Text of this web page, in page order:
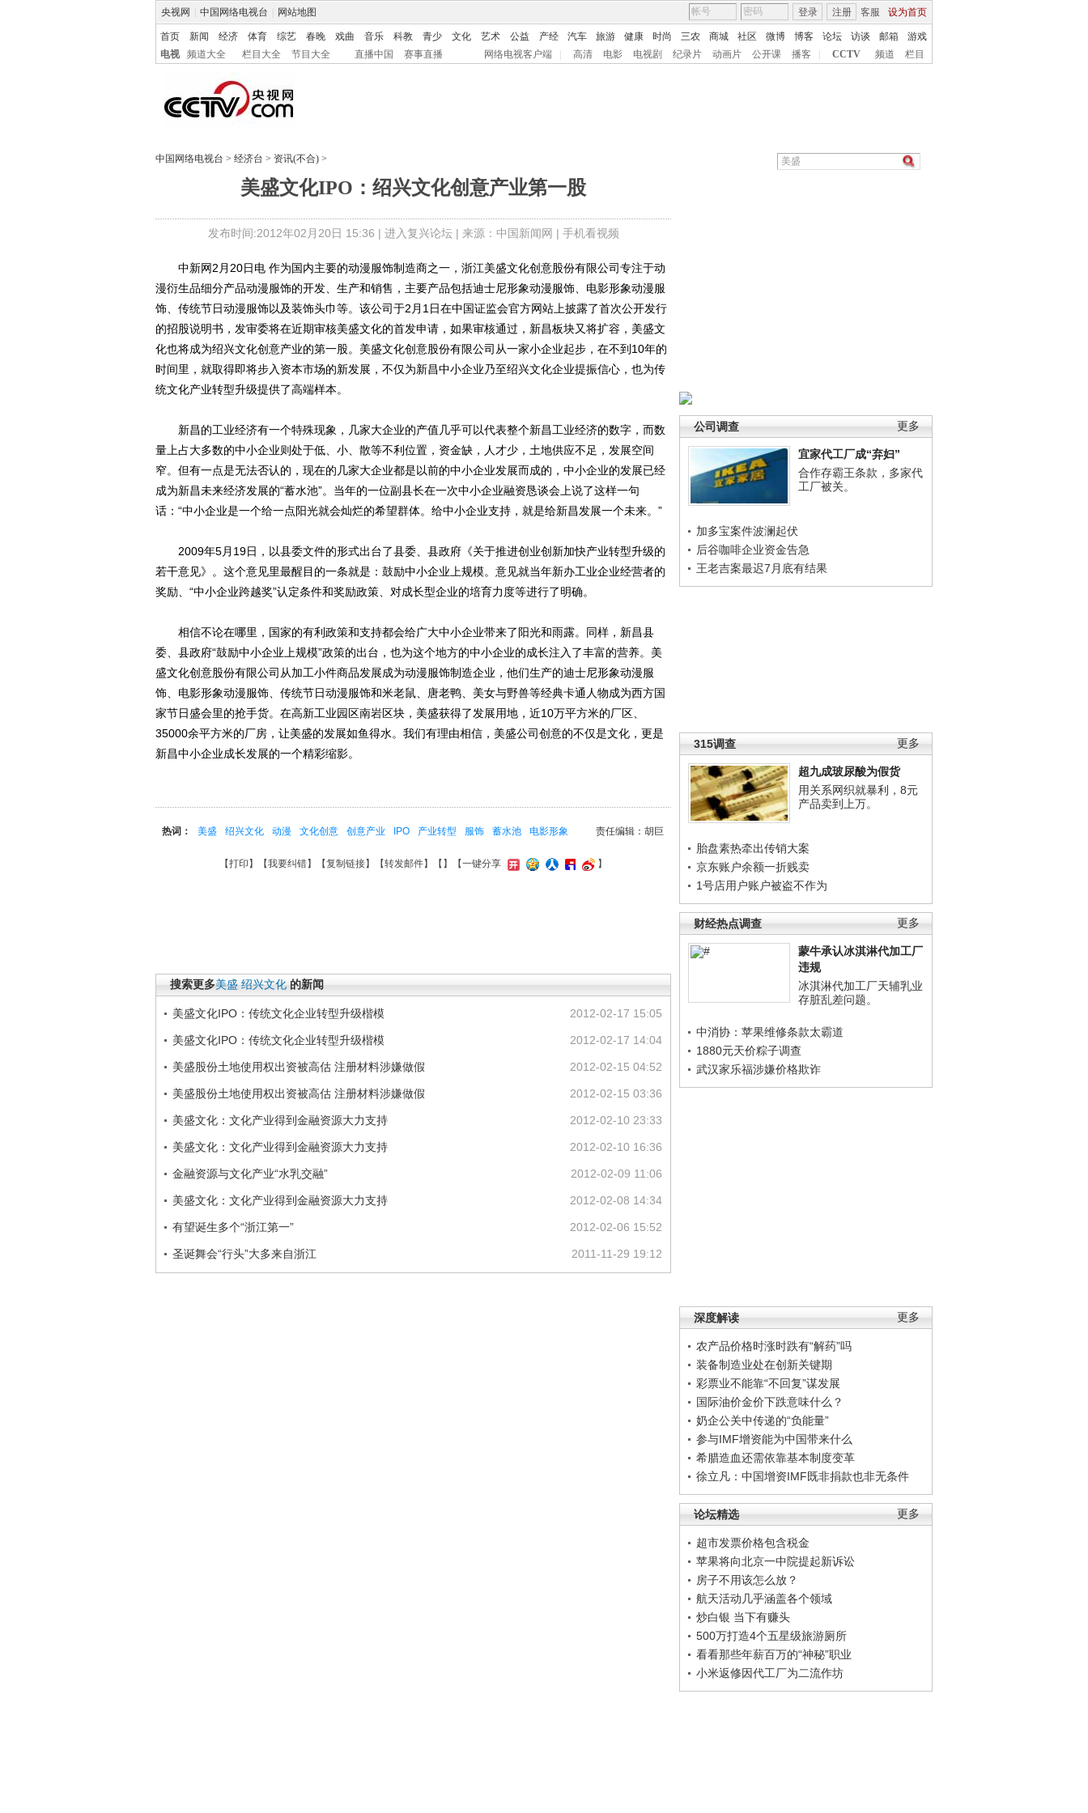
央视网 中国网络电视台 网站地图 客服 设为首页
登录 注册
首页 新闻 经济 体育 综艺 春晚 戏曲 音乐 科教 青少 文化 艺术 公益 产经 汽车 旅游 健康 时尚 三农 商城 社区 微博 博客 论坛 访谈 邮箱
游戏
电视
频道大全 栏目大全 节目大全 直播中国 赛事直播 网络电视客户端 高清 电影 电视剧 纪录片 动画片 公开课 播客 CCTV 频道 栏目
中国网络电视台 > 经济台 > 资讯(不合) >
美盛文化IPO：绍兴文化创意产业第一股
发布时间:2012年02月20日 15:36 | 进入复兴论坛| 来源：中国新闻网 | 手机看视频
更多
公司调查
宜家代工厂成“弃妇”
合作存霸王条款，多家代
工厂被关。
加多宝案件波澜起伏
后谷咖啡企业资金告急
王老吉案最迟7月底有结果
更多
315调查
超九成玻尿酸为假货
用关系网织就暴利，8元
产品卖到上万。
胎盘素热牵出传销大案
京东账户余额一折贱卖
1号店用户账户被盗不作为
更多
财经热点调查
蒙牛承认冰淇淋代加工厂
违规
冰淇淋代加工厂天辅乳业
存脏乱差问题。
中消协：苹果维修条款太霸道
1880元天价粽子调查
武汉家乐福涉嫌价格欺诈
更多
深度解读
农产品价格时涨时跌有“解药”吗
装备制造业处在创新关键期
彩票业不能靠“不回复”谋发展
国际油价金价下跌意味什么？
奶企公关中传递的“负能量”
参与IMF增资能为中国带来什么
希腊造血还需依靠基本制度变革
徐立凡：中国增资IMF既非捐款也非无条件
更多
论坛精选
超市发票价格包含税金
苹果将向北京一中院提起新诉讼
房子不用该怎么放？
航天活动几乎涵盖各个领域
炒白银 当下有赚头
500万打造4个五星级旅游厕所
看看那些年薪百万的“神秘”职业
小米返修因代工厂为二流作坊
中新网2月20日电 作为国内主要的动漫服饰制造商之一，浙江美盛文化创意股份有限公司专注于动
漫衍生品细分产品动漫服饰的开发、生产和销售，主要产品包括迪士尼形象动漫服饰、电影形象动漫服
饰、传统节日动漫服饰以及装饰头巾等。该公司于2月1日在中国证监会官方网站上披露了首次公开发行
的招股说明书，发审委将在近期审核美盛文化的首发申请，如果审核通过，新昌板块又将扩容，美盛文
化也将成为绍兴文化创意产业的第一股。美盛文化创意股份有限公司从一家小企业起步，在不到10年的
时间里，就取得即将步入资本市场的新发展，不仅为新昌中小企业乃至绍兴文化企业提振信心，也为传
统文化产业转型升级提供了高端样本。
新昌的工业经济有一个特殊现象，几家大企业的产值几乎可以代表整个新昌工业经济的数字，而数
量上占大多数的中小企业则处于低、小、散等不利位置，资金缺，人才少，土地供应不足，发展空间
窄。但有一点是无法否认的，现在的几家大企业都是以前的中小企业发展而成的，中小企业的发展已经
成为新昌未来经济发展的“蓄水池”。当年的一位副县长在一次中小企业融资恳谈会上说了这样一句
话：“中小企业是一个给一点阳光就会灿烂的希望群体。给中小企业支持，就是给新昌发展一个未来。”
2009年5月19日，以县委文件的形式出台了县委、县政府《关于推进创业创新加快产业转型升级的
若干意见》。这个意见里最醒目的一条就是：鼓励中小企业上规模。意见就当年新办工业企业经营者的
奖励、“中小企业跨越奖”认定条件和奖励政策、对成长型企业的培育力度等进行了明确。
相信不论在哪里，国家的有利政策和支持都会给广大中小企业带来了阳光和雨露。同样，新昌县
委、县政府“鼓励中小企业上规模”政策的出台，也为这个地方的中小企业的成长注入了丰富的营养。美
盛文化创意股份有限公司从加工小件商品发展成为动漫服饰制造企业，他们生产的迪士尼形象动漫服
饰、电影形象动漫服饰、传统节日动漫服饰和米老鼠、唐老鸭、美女与野兽等经典卡通人物成为西方国
家节日盛会里的抢手货。在高新工业园区南岩区块，美盛获得了发展用地，近10万平方米的厂区、
35000余平方米的厂房，让美盛的发展如鱼得水。我们有理由相信，美盛公司创意的不仅是文化，更是
新昌中小企业成长发展的一个精彩缩影。
责任编辑：胡巨
热词： 美盛 绍兴文化 动漫 文化创意 创意产业 IPO 产业转型 服饰 蓄水池 电影形象
【打印 】【我要纠错】【复制链接】【转发邮件】【 】 【一键分享 】
搜索更多美盛 绍兴文化 的新闻
2012-02-17 15:05
美盛文化IPO：传统文化企业转型升级楷模
2012-02-17 14:04
美盛文化IPO：传统文化企业转型升级楷模
2012-02-15 04:52
美盛股份土地使用权出资被高估 注册材料涉嫌做假
2012-02-15 03:36
美盛股份土地使用权出资被高估 注册材料涉嫌做假
2012-02-10 23:33
美盛文化：文化产业得到金融资源大力支持
2012-02-10 16:36
美盛文化：文化产业得到金融资源大力支持
2012-02-09 11:06
金融资源与文化产业“水乳交融”
2012-02-08 14:34
美盛文化：文化产业得到金融资源大力支持
2012-02-06 15:52
有望诞生多个“浙江第一”
2011-11-29 19:12
圣诞舞会“行头”大多来自浙江